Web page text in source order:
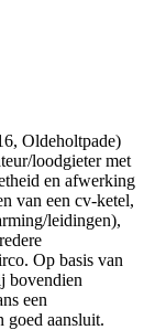
Oldeholtpade)
loodgieter met
en afwerking
van een cv-ketel,
leidingen),
Op basis van
bovendien
een
goed aansluit.